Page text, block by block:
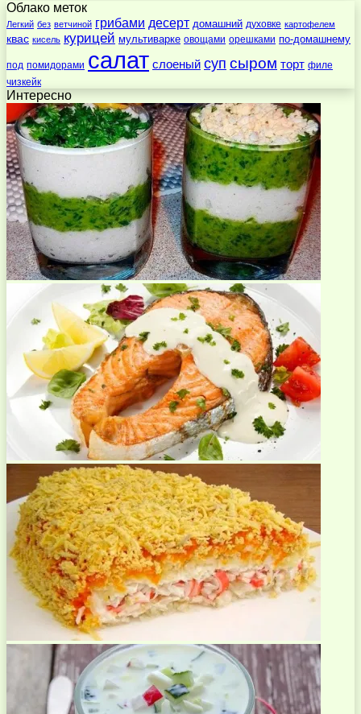
Облако меток
Легкий без ветчиной грибами десерт домашний духовке картофелем
квас кисель курицей мультиварке овощами орешками по-домашнему
под помидорами салат слоеный суп сыром торт филе
чизкейк
Интересно